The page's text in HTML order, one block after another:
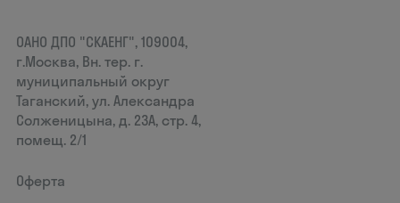
ОАНО ДПО "СКАЕНГ", 109004,
г.Москва, Вн. тер. г.
муниципальный округ
Таганский, ул. Александра
Солженицына, д. 23А, стр. 4,
помещ. 2/1
Оферта